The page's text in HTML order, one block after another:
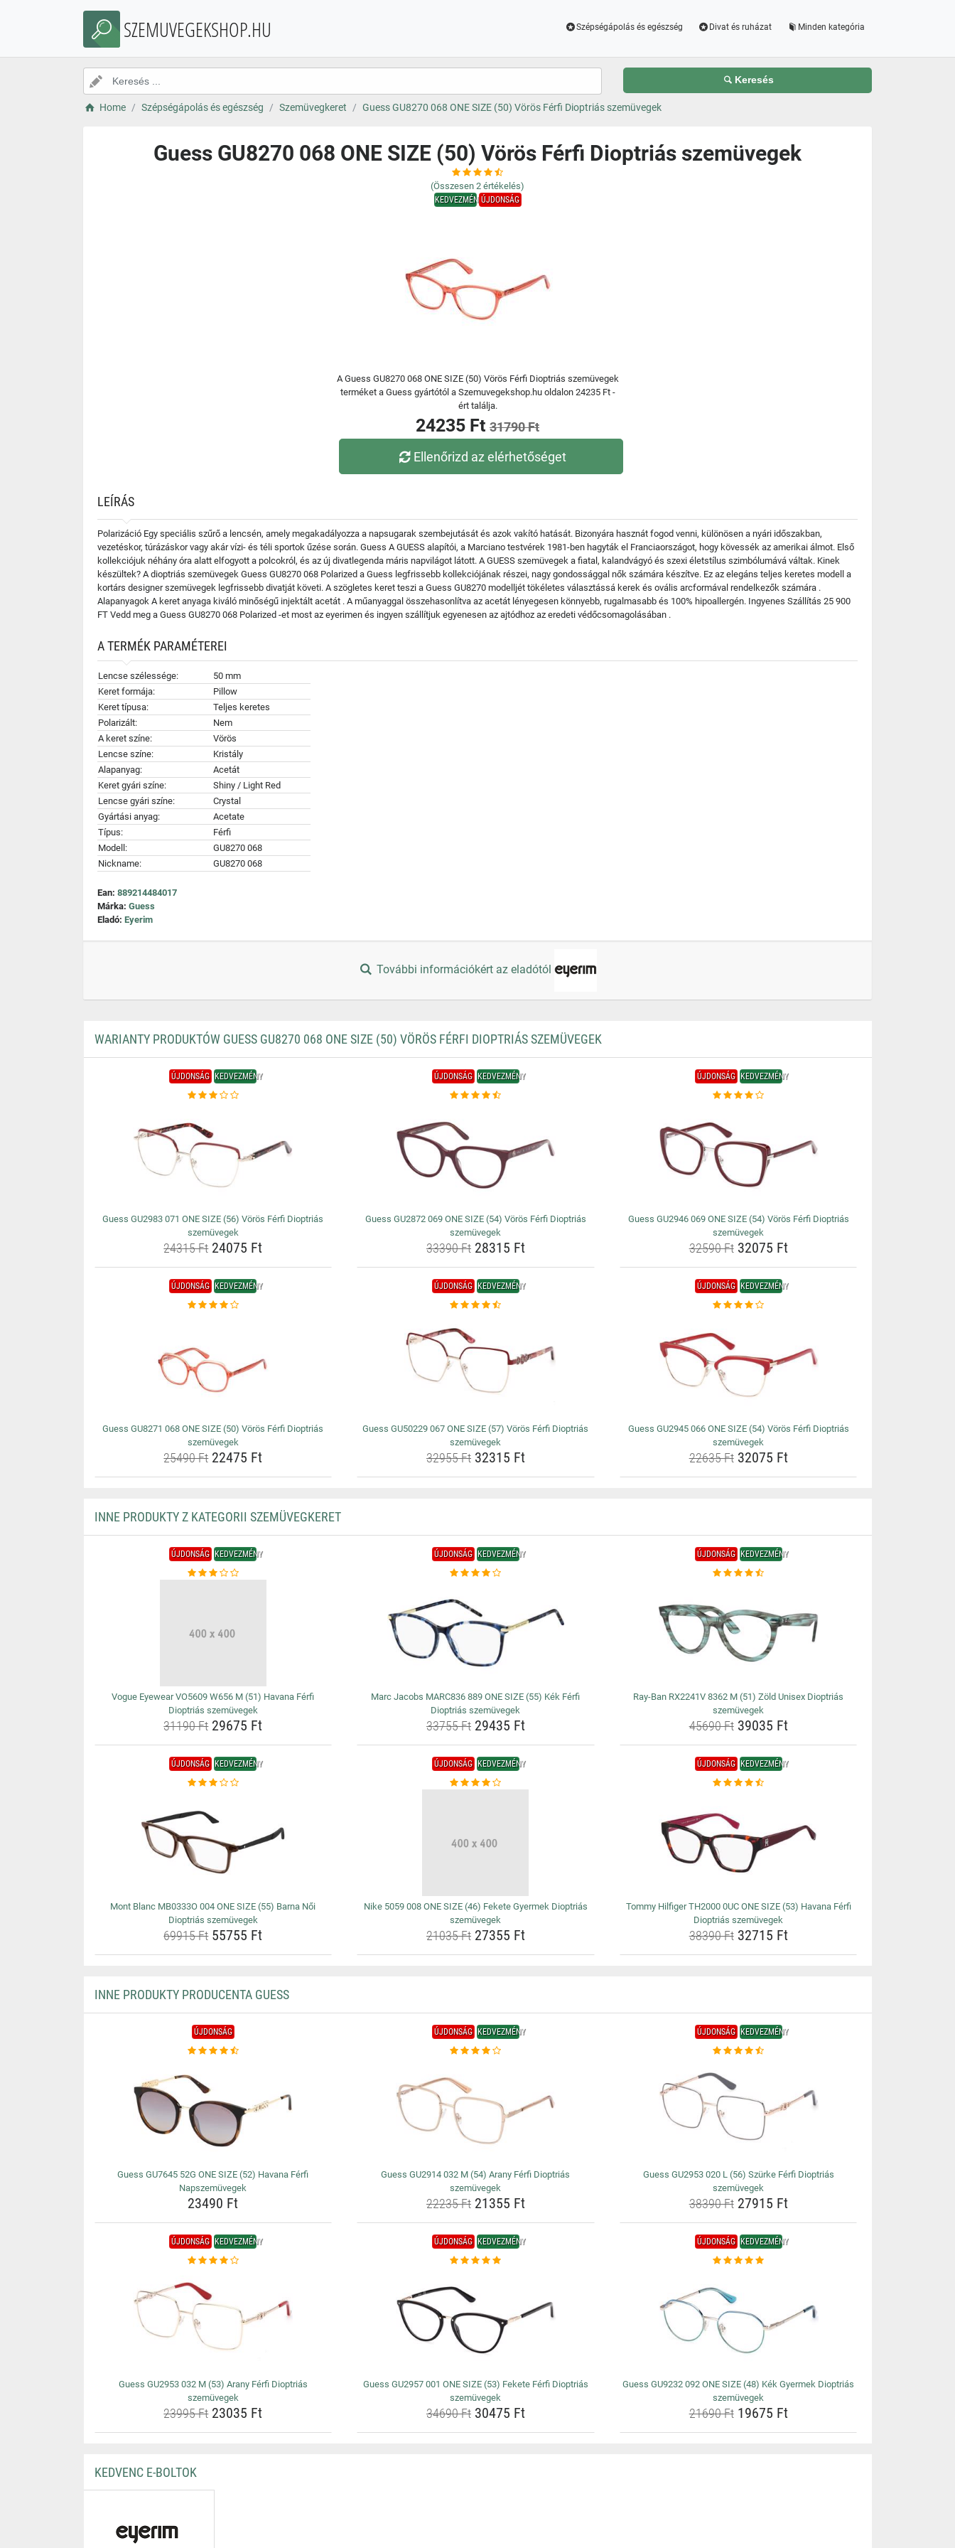
SZEMUVEGEKSHOP.HU Szépségápolás és egészség Divat és ruházat Minden kategória
Keresés
Home Szépségápolás és egészség Szemüvegkeret Guess GU8270 068 ONE SIZE (50) Vörös Férfi Dioptriás szemüvegek
Guess GU8270 068 ONE SIZE (50) Vörös Férfi Dioptriás szemüvegek
(Összesen 2 értékelés)
KEDVEZMÉNYÚJDONSÁG
A Guess GU8270 068 ONE SIZE (50) Vörös Férfi Dioptriás szemüvegek
terméket a Guess gyártótól a Szemuvegekshop.hu oldalon 24235 Ft -
ért találja.
24235 Ft 31790 Ft
Ellenőrizd az elérhetőséget
LEÍRÁS
Polarizáció Egy speciális szűrő a lencsén, amely megakadályozza a napsugarak szembejutását és azok vakító hatását. Bizonyára hasznát fogod venni, különösen a nyári időszakban,
vezetéskor, túrázáskor vagy akár vízi- és téli sportok űzése során. Guess A GUESS alapítói, a Marciano testvérek 1981-ben hagyták el Franciaországot, hogy kövessék az amerikai álmot. Első
kollekciójuk néhány óra alatt elfogyott a polcokról, és az új divatlegenda máris napvilágot látott. A GUESS szemüvegek a fiatal, kalandvágyó és szexi életstílus szimbólumává váltak. Kinek
készültek? A dioptriás szemüvegek Guess GU8270 068 Polarized a Guess legfrissebb kollekciójának részei, nagy gondossággal nők számára készítve. Ez az elegáns teljes keretes modell a
kortárs designer szemüvegek legfrissebb divatját követi. A szögletes keret teszi a Guess GU8270 modelljét tökéletes választássá kerek és ovális arcformával rendelkezők számára .
Alapanyagok A keret anyaga kiváló minőségű injektált acetát . A műanyaggal összehasonlítva az acetát lényegesen könnyebb, rugalmasabb és 100% hipoallergén. Ingyenes Szállítás 25 900
FT Vedd meg a Guess GU8270 068 Polarized -et most az eyerimen és ingyen szállítjuk egyenesen az ajtódhoz az eredeti védőcsomagolásában .
A TERMÉK PARAMÉTEREI
Lencse szélessége:
50 mm
Keret formája:
Pillow
Keret típusa:
Teljes keretes
Polarizált:
Nem
A keret színe:
Vörös
Lencse színe:
Kristály
Alapanyag:
Acetát
Keret gyári színe:
Shiny / Light Red
Lencse gyári színe:
Crystal
Gyártási anyag:
Acetate
Típus:
Férfi
Modell:
GU8270 068
Nickname:
GU8270 068
Ean: 889214484017
Márka: Guess
Eladó: Eyerim
További információkért az eladótól
WARIANTY PRODUKTÓW GUESS GU8270 068 ONE SIZE (50) VÖRÖS FÉRFI DIOPTRIÁS SZEMÜVEGEK
ÚJDONSÁG KEDVEZMÉNY
Guess GU2983 071 ONE SIZE (56) Vörös Férfi Dioptriás
szemüvegek
24315 Ft24075 Ft
ÚJDONSÁG KEDVEZMÉNY
Guess GU2872 069 ONE SIZE (54) Vörös Férfi Dioptriás
szemüvegek
33390 Ft28315 Ft
ÚJDONSÁG KEDVEZMÉNY
Guess GU2946 069 ONE SIZE (54) Vörös Férfi Dioptriás
szemüvegek
32590 Ft32075 Ft
ÚJDONSÁG KEDVEZMÉNY
Guess GU8271 068 ONE SIZE (50) Vörös Férfi Dioptriás
szemüvegek
25490 Ft22475 Ft
ÚJDONSÁG KEDVEZMÉNY
Guess GU50229 067 ONE SIZE (57) Vörös Férfi Dioptriás
szemüvegek
32955 Ft32315 Ft
ÚJDONSÁG KEDVEZMÉNY
Guess GU2945 066 ONE SIZE (54) Vörös Férfi Dioptriás
szemüvegek
22635 Ft32075 Ft
INNE PRODUKTY Z KATEGORII SZEMÜVEGKERET
ÚJDONSÁG KEDVEZMÉNY
Vogue Eyewear VO5609 W656 M (51) Havana Férfi
Dioptriás szemüvegek
31190 Ft29675 Ft
ÚJDONSÁG KEDVEZMÉNY
Marc Jacobs MARC836 889 ONE SIZE (55) Kék Férfi
Dioptriás szemüvegek
33755 Ft29435 Ft
ÚJDONSÁG KEDVEZMÉNY
Ray-Ban RX2241V 8362 M (51) Zöld Unisex Dioptriás
szemüvegek
45690 Ft39035 Ft
ÚJDONSÁG KEDVEZMÉNY
Mont Blanc MB0333O 004 ONE SIZE (55) Barna Női
Dioptriás szemüvegek
69915 Ft55755 Ft
ÚJDONSÁG KEDVEZMÉNY
Nike 5059 008 ONE SIZE (46) Fekete Gyermek Dioptriás
szemüvegek
21035 Ft27355 Ft
ÚJDONSÁG KEDVEZMÉNY
Tommy Hilfiger TH2000 0UC ONE SIZE (53) Havana Férfi
Dioptriás szemüvegek
38390 Ft32715 Ft
INNE PRODUKTY PRODUCENTA GUESS
ÚJDONSÁG
Guess GU7645 52G ONE SIZE (52) Havana Férfi
Napszemüvegek
23490 Ft
ÚJDONSÁG KEDVEZMÉNY
Guess GU2914 032 M (54) Arany Férfi Dioptriás
szemüvegek
22235 Ft21355 Ft
ÚJDONSÁG KEDVEZMÉNY
Guess GU2953 020 L (56) Szürke Férfi Dioptriás
szemüvegek
38390 Ft27915 Ft
ÚJDONSÁG KEDVEZMÉNY
Guess GU2953 032 M (53) Arany Férfi Dioptriás
szemüvegek
23995 Ft23035 Ft
ÚJDONSÁG KEDVEZMÉNY
Guess GU2957 001 ONE SIZE (53) Fekete Férfi Dioptriás
szemüvegek
34690 Ft30475 Ft
ÚJDONSÁG KEDVEZMÉNY
Guess GU9232 092 ONE SIZE (48) Kék Gyermek Dioptriás
szemüvegek
21690 Ft19675 Ft
KEDVENC E-BOLTOK